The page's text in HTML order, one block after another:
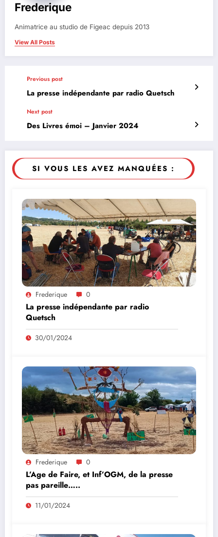
Frederique
Animatrice au studio de Figeac depuis 2013
View All Posts
Previous post
La presse indépendante par radio Quetsch
Next post
Des Livres émoi – Janvier 2024
SI VOUS LES AVEZ MANQUÉES :
Frederique 0
La presse indépendante par radio
Quetsch
30/01/2024
Frederique 0
L’Age de Faire, et Inf’OGM, de la presse
pas pareille…..
11/01/2024